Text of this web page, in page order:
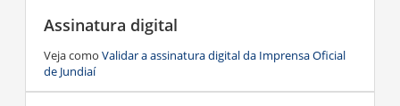
Assinatura digital
Veja como Validar a assinatura digital da Imprensa Oficial
de Jundiaí